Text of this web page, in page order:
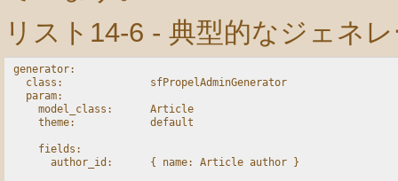
リスト14-6 - 典型的なジェネ
generator:
  class:              sfPropelAdminGenerator
  param:
    model_class:      Article
    theme:            default
    fields:
      author_id:      { name: Article author }